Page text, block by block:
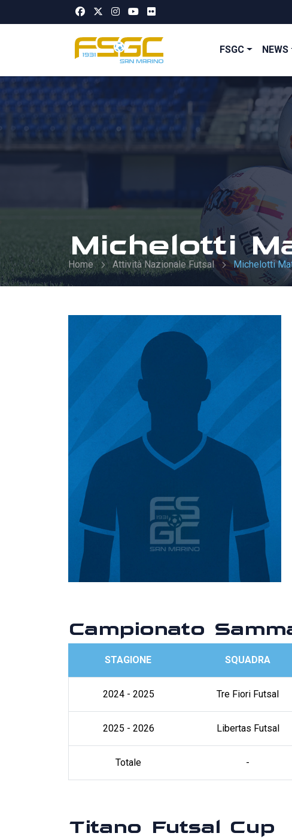
FSGC NEWS
Michelotti
Home Attività Nazionale Futsal Michelotti
Campionato
STAGIONE SQUADRA
2024 - 2025 Tre Fiori Futsal
2025 - 2026 Libertas Futsal
Totale -
Titano Futsal Cup